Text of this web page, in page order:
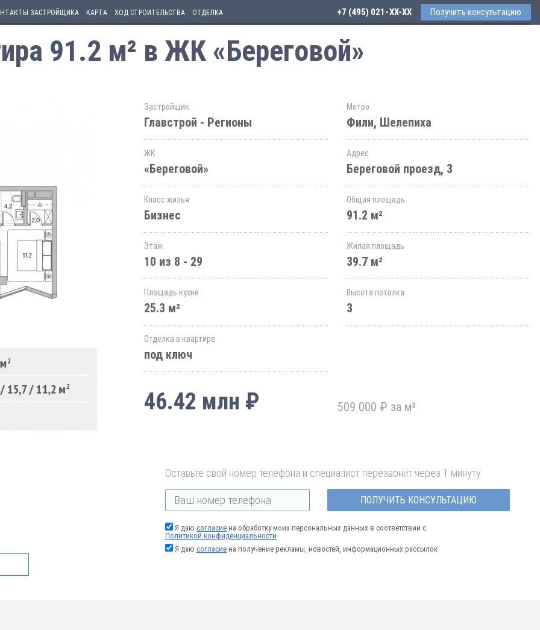
ЗАСТРОЙЩИКА КАРТА ХОД СТРОИТЕЛЬСТВА ОТДЕЛКА +7 (495) 021-41-76 Получить консультацию
91.2 м² в ЖК «Береговой»
Застройщик
Главстрой - Регионы
Метро
Фили, Шелепиха
ЖК
«Береговой»
Адрес
Береговой проезд, 3
Класс жилья
Бизнес
Общая площадь
91.2 м²
Этаж
10 из 8 - 29
Жилая площадь
39.7 м²
Площадь кухни
25.3 м²
Высота потолка
3
Отделка в квартире
под ключ
46.42 млн ₽ 509 000 ₽ за м²
Оставьте свой номер телефона и специалист перезвонит через 1 минуту
ПОЛУЧИТЬ КОНСУЛЬТАЦИЮ
Я даю согласие на обработку моих персональных данных в соответствии с
Политикой конфиденциальности
Я даю согласие на получение рекламы, новостей, информационных рассылок